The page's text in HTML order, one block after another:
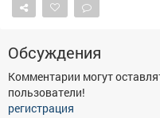
Обсуждения
Комментарии могут
пользователи!
регистрация